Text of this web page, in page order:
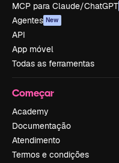
MCP para Claude/ChatGPT
Agentes New
API
App móvel
Todas as ferramentas
Começar
Academy
Documentação
Atendimento
Termos e condições